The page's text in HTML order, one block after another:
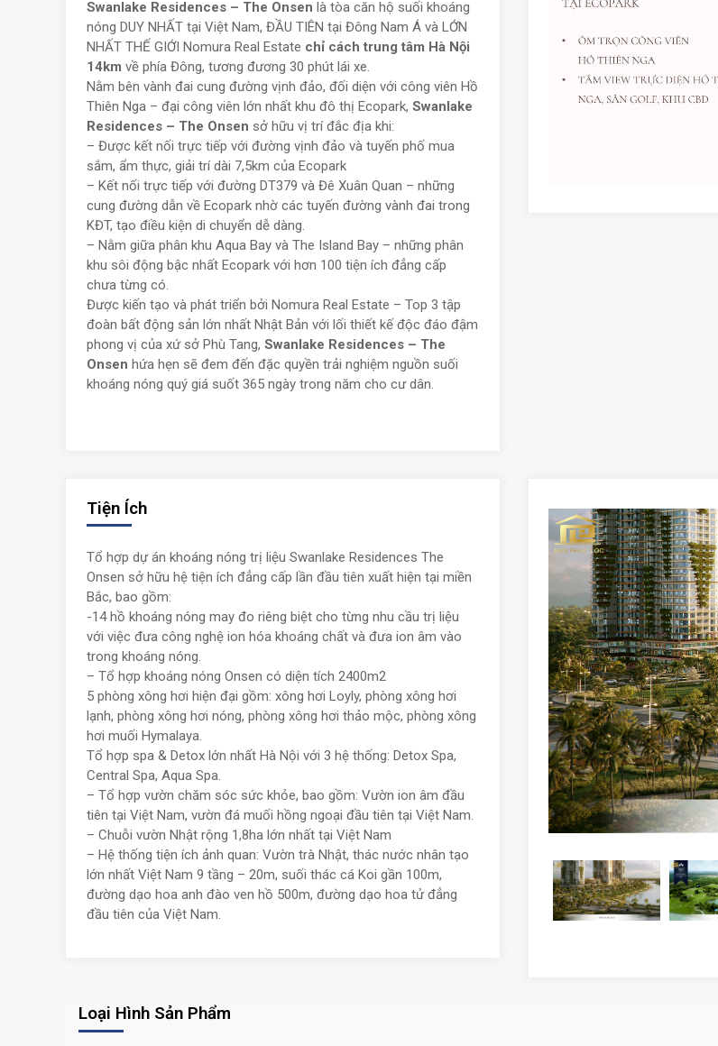
Swanlake Residences – The Onsen là tòa căn hộ suối khoáng
nóng DUY NHẤT tại Việt Nam, ĐẦU TIÊN tại Đông Nam Á và LỚN
NHẤT THẾ GIỚI Nomura Real Estate chỉ cách trung tâm Hà Nội
14km về phía Đông, tương đương 30 phút lái xe.
Nằm bên vành đai cung đường vịnh đảo, đối diện với công viên Hồ
Thiên Nga – đại công viên lớn nhất khu đô thị Ecopark, Swanlake
Residences – The Onsen sở hữu vị trí đắc địa khi:
– Được kết nối trực tiếp với đường vịnh đảo và tuyến phố mua
sắm, ẩm thực, giải trí dài 7,5km của Ecopark
– Kết nối trực tiếp với đường DT379 và Đê Xuân Quan – những
cung đường dẫn về Ecopark nhờ các tuyến đường vành đai trong
KĐT, tạo điều kiện di chuyển dễ dàng.
– Nằm giữa phân khu Aqua Bay và The Island Bay – những phân
khu sôi động bậc nhất Ecopark với hơn 100 tiện ích đẳng cấp
chưa từng có.
Được kiến tạo và phát triển bởi Nomura Real Estate – Top 3 tập
đoàn bất động sản lớn nhất Nhật Bản với lối thiết kế độc đáo đậm
phong vị của xứ sở Phù Tang, Swanlake Residences – The
Onsen hứa hẹn sẽ đem đến đặc quyền trải nghiệm nguồn suối
khoáng nóng quý giá suốt 365 ngày trong năm cho cư dân.
Tiện Ích
Tổ hợp dự án khoáng nóng trị liệu Swanlake Residences The
Onsen sở hữu hệ tiện ích đẳng cấp lần đầu tiên xuất hiện tại miền
Bắc, bao gồm:
-14 hồ khoáng nóng may đo riêng biệt cho từng nhu cầu trị liệu
với việc đưa công nghệ ion hóa khoáng chất và đưa ion âm vào
trong khoáng nóng.
– Tổ hợp khoáng nóng Onsen có diện tích 2400m2
5 phòng xông hơi hiện đại gồm: xông hơi Loyly, phòng xông hơi
lạnh, phòng xông hơi nóng, phòng xông hơi thảo mộc, phòng xông
hơi muối Hymalaya.
Tổ hợp spa & Detox lớn nhất Hà Nội với 3 hệ thống: Detox Spa,
Central Spa, Aqua Spa.
– Tổ hợp vườn chăm sóc sức khỏe, bao gồm: Vườn ion âm đầu
tiên tại Việt Nam, vườn đá muối hồng ngoại đầu tiên tại Việt Nam.
– Chuỗi vườn Nhật rộng 1,8ha lớn nhất tại Việt Nam
– Hệ thống tiện ích ảnh quan: Vườn trà Nhật, thác nước nhân tạo
lớn nhất Việt Nam 9 tầng – 20m, suối thác cá Koi gần 100m,
đường dạo hoa anh đào ven hồ 500m, đường dạo hoa tử đẳng
đầu tiên của Việt Nam.
Loại Hình Sản Phẩm